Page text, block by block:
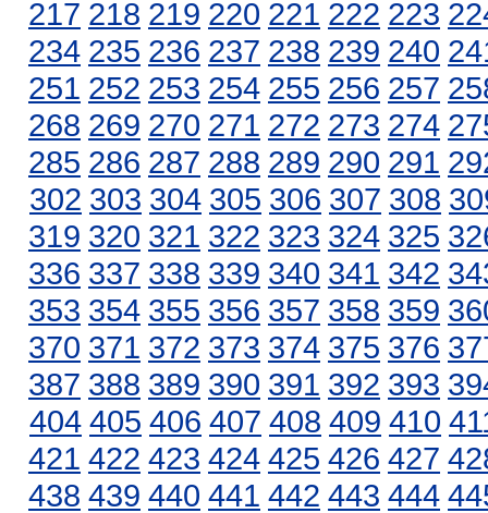
217 218 219 220 221 222 223
234 235 236 237 238 239 240
251 252 253 254 255 256 257
268 269 270 271 272 273 274
285 286 287 288 289 290 291
302 303 304 305 306 307 308
319 320 321 322 323 324 325
336 337 338 339 340 341 342
353 354 355 356 357 358 359
370 371 372 373 374 375 376
387 388 389 390 391 392 393
404 405 406 407 408 409 410
421 422 423 424 425 426 427
438 439 440 441 442 443 444